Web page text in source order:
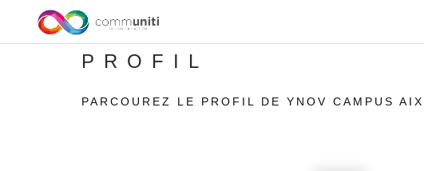
PROFIL
PARCOUREZ LE PROFIL DE YNOV CAMPUS AIX